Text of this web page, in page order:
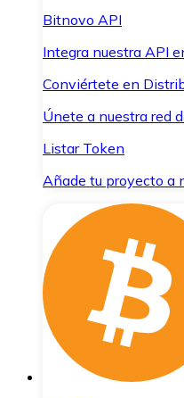
Bitnovo API
Integra nuestra API
Conviértete en
Únete a nuestra red
Listar Token
Añade tu proyecto a